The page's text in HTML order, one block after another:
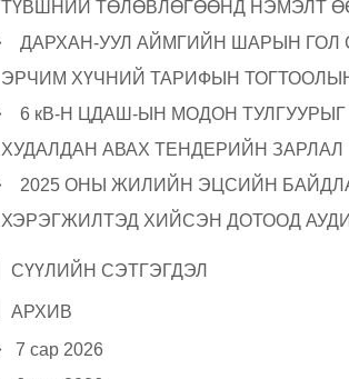
ТҮВШНИЙ ТӨЛӨВЛӨГӨӨНД НЭМЭЛТ
ДАРХАН-УУЛ АЙМГИЙН ШАРЫН ГОЛ
ЭРЧИМ ХҮЧНИЙ ТАРИФЫН
6 кВ-Н ЦДАШ-ЫН МОДОН
ХУДАЛДАН АВАХ ТЕНДЕРИЙН ЗАРЛАЛ
2025 ОНЫ ЖИЛИЙН ЭЦСИЙН
ХЭРЭГЖИЛТЭД ХИЙСЭН ДОТООД
СҮҮЛИЙН СЭТГЭГДЭЛ
АРХИВ
7 сар 2026